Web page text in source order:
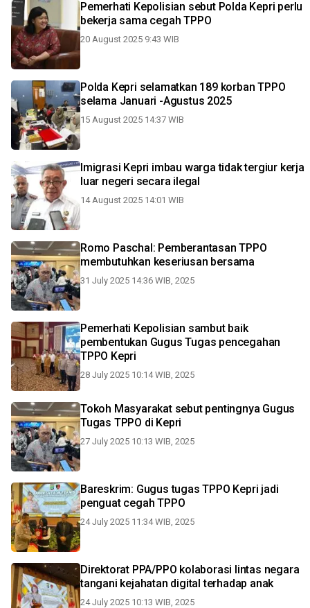
Pemerhati Kepolisian sebut Polda Kepri perlu
bekerja sama cegah TPPO
20 August 2025 9:43 WIB
Polda Kepri selamatkan 189 korban TPPO
selama Januari -Agustus 2025
15 August 2025 14:37 WIB
Imigrasi Kepri imbau warga tidak tergiur kerja
luar negeri secara ilegal
14 August 2025 14:01 WIB
Romo Paschal: Pemberantasan TPPO
membutuhkan keseriusan bersama
31 July 2025 14:36 WIB, 2025
Pemerhati Kepolisian sambut baik
pembentukan Gugus Tugas pencegahan
TPPO Kepri
28 July 2025 10:14 WIB, 2025
Tokoh Masyarakat sebut pentingnya Gugus
Tugas TPPO di Kepri
27 July 2025 10:13 WIB, 2025
Bareskrim: Gugus tugas TPPO Kepri jadi
penguat cegah TPPO
24 July 2025 11:34 WIB, 2025
Direktorat PPA/PPO kolaborasi lintas negara
tangani kejahatan digital terhadap anak
24 July 2025 10:13 WIB, 2025